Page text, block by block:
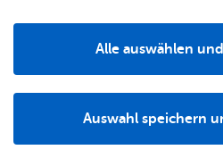
Als außerschulischer Lernort
Unterricht durch praxisnahe,
Lern­in­hal­te ver­tieft:
durch pra­xis­na­he und
Auswahl speichern
Alle auswählen